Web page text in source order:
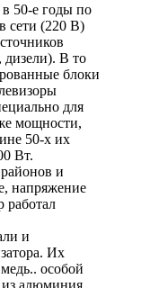
50-е годы по
сети (220 В)
дизели). В то
блоки
для
мощности,
50-х их
Вт.
и
напряжение
работал
и
Их
особой
из алюминия,